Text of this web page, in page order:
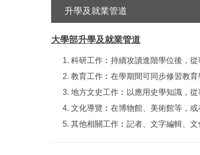
升學及就業管道
大學部升學及就業管道
科研工作︰持續攻讀進階學位後，從
教育工作︰在學期間可同步修習教
地方文史工作︰以應用史學知識，
文化導覽︰在博物館、美術館等，
其他相關工作︰記者、文字編輯、文